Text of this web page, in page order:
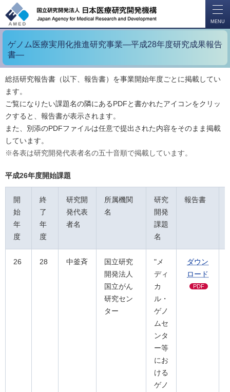
MENU
ゲノム医療実用化推進研究事業―平成28年度研究成果報告
書―
総括研究報告書（以下、報告書）を事業開始年度ごとに掲載してい
ます。
ご覧になりたい課題名の隣にあるPDFと書かれたアイコンをクリッ
クすると、報告書が表示されます。
また、別添のPDFファイルは任意で提出された内容をそのまま掲載
しています。
※各表は研究開発代表者名の五十音順で掲載しています。
平成26年度開始課題
開
始
年
度
終
了
年
度
研究開
発代表
者名
所属機関
名
研究
開発
課題
名
報告書
26 28 中釜斉
国立研究
開発法人
国立がん
研究セン
ター
"メ
ディ
カ
ル・
ゲノ
ムセ
ンタ
ー等
にお
ける
ゲノ
ダウン
ロード
PDF